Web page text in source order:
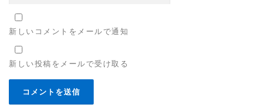
新しいコメントをメールで通知
新しい投稿をメールで受け取る